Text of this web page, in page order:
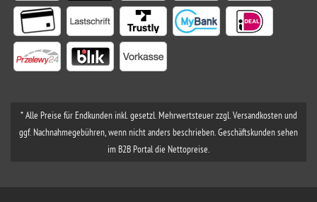
* Alle Preise für Endkunden inkl. gesetzl. Mehrwertsteuer zzgl. Versandkosten und
ggf. Nachnahmegebühren, wenn nicht anders beschrieben. Geschäftskunden sehen
im B2B Portal die Nettopreise.